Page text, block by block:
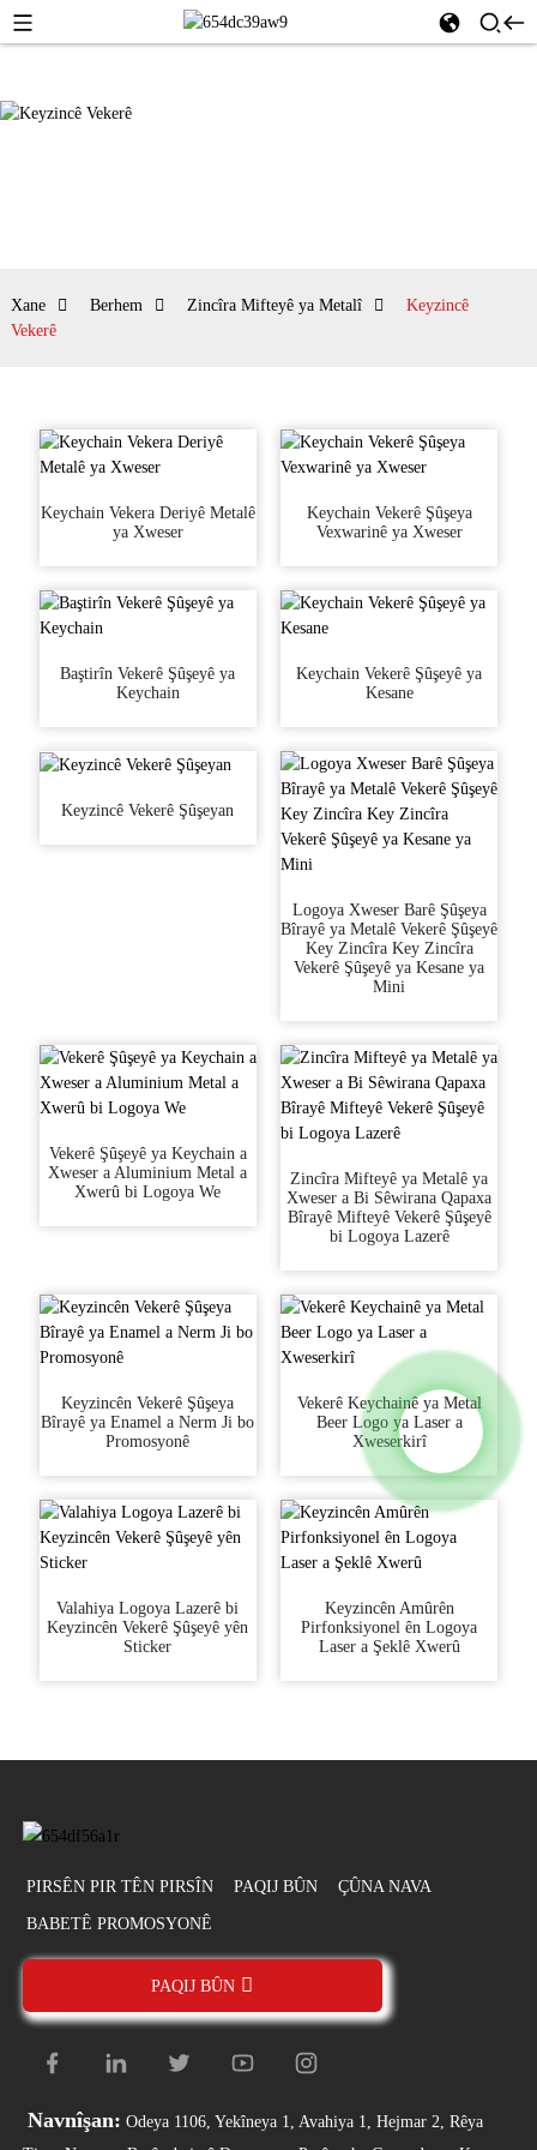
Xane Berhem Zincîra Mifteyê ya Metalî
Keyzincê
Vekerê
Keychain Vekera Deriyê Metalê
ya Xweser
Keychain Vekerê Şûşeya
Vexwarinê ya Xweser
Baştirîn Vekerê Şûşeyê ya
Keychain
Keychain Vekerê Şûşeyê ya
Kesane
Keyzincê Vekerê Şûşeyan
Logoya Xweser Barê Şûşeya
Bîrayê ya Metalê Vekerê Şûşeyê
Key Zincîra Key Zincîra
Vekerê Şûşeyê ya Kesane ya
Mini
Vekerê Şûşeyê ya Keychain a
Xweser a Aluminium Metal a
Xwerû bi Logoya We
Zincîra Mifteyê ya Metalê ya
Xweser a Bi Sêwirana Qapaxa
Bîrayê Mifteyê Vekerê Şûşeyê
bi Logoya Lazerê
Keyzincên Vekerê Şûşeya
Bîrayê ya Enamel a Nerm Ji bo
Promosyonê
Vekerê Keychainê ya Metal
Beer Logo ya Laser a
Xweserkirî
Valahiya Logoya Lazerê bi
Keyzincên Vekerê Şûşeyê yên
Sticker
Keyzincên Amûrên
Pirfonksiyonel ên Logoya
Laser a Şeklê Xwerû
PIRSÊN PIR TÊN PIRSÎN PAQIJ BÛN ÇÛNA NAVA
BABETÊ PROMOSYONÊ
PAQIJ BÛN
Navnîşan: Odeya 1106, Yekîneya 1, Avahiya 1, Hejmar 2, Rêya